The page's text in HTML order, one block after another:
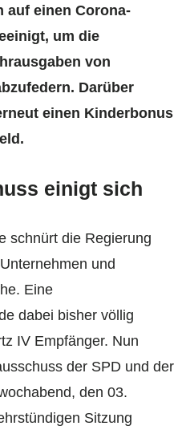
auf einen Corona-
um die
von
Darüber
einen Kinderbonus
einigt sich
schnürt die Regierung
und
Eine
dabei bisher völlig
IV Empfänger. Nun
der SPD und der
den 03.
Sitzung